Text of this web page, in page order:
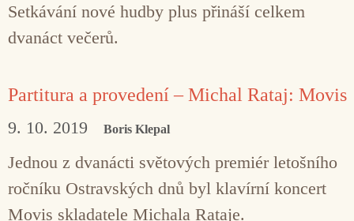
Setkávání nové hudby plus přináší celkem
dvanáct večerů.
Partitura a provedení – Michal Rataj: Movis
9. 10. 2019 Boris Klepal
Jednou z dvanácti světových premiér letošního
ročníku Ostravských dnů byl klavírní koncert
Movis skladatele Michala Rataje.